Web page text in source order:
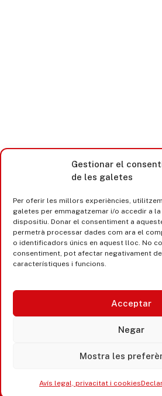
Gestionar el
de les galetes
Per oferir les millors experiències,
galetes per emmagatzemar i/o accedir a
dispositiu. Donar el consentiment a
permetrà processar dades com ara el
o identificadors únics en aquest lloc. No
consentiment, pot afectar negativament
característiques i funcions.
Acceptar
Negar
Mostra les
Avís legal, privacitat i cookies
Castell d’Aro · Platja d’Aro ·
365 www.platjadaro